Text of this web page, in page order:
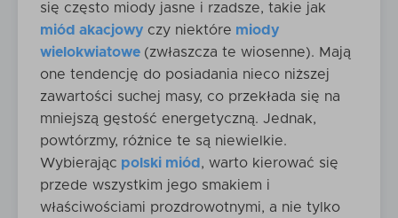
się często miody jasne i rzadsze, takie jak
miód akacjowy czy niektóre miody
wielokwiatowe (zwłaszcza te wiosenne). Mają
one tendencję do posiadania nieco niższej
zawartości suchej masy, co przekłada się na
mniejszą gęstość energetyczną. Jednak,
powtórzmy, różnice te są niewielkie.
Wybierając polski miód , warto kierować się
przede wszystkim jego smakiem i
właściwościami prozdrowotnymi, a nie tylko